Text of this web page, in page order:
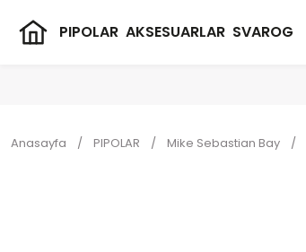
PIPOLAR AKSESUARLAR SVAROG
Anasayfa PIPOLAR Mike Sebastian Bay